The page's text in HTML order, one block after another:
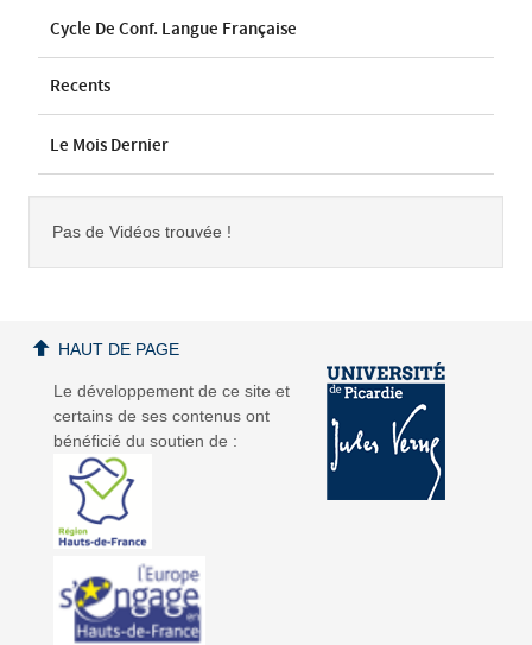
Cycle De Conf. Langue Française
Recents
Le Mois Dernier
Pas de Vidéos trouvée !
Le développement de ce site et
certains de ses contenus ont
bénéficié du soutien de :
HAUT DE PAGE